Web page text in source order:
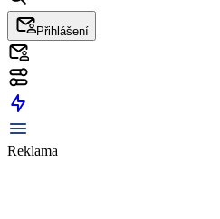
Přihlášení
Reklama